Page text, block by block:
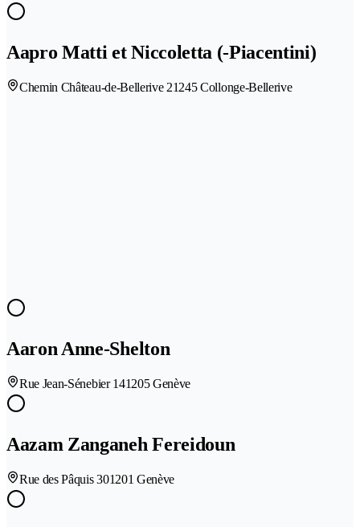
Aapro Matti et Niccoletta (-Piacentini)
Chemin Château-de-Bellerive 21245 Collonge-Bellerive
Aaron Anne-Shelton
Rue Jean-Sénebier 141205 Genève
Aazam Zanganeh Fereidoun
Rue des Pâquis 301201 Genève